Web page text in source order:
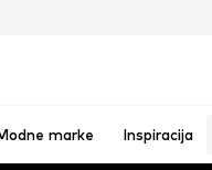
marke Inspiracija